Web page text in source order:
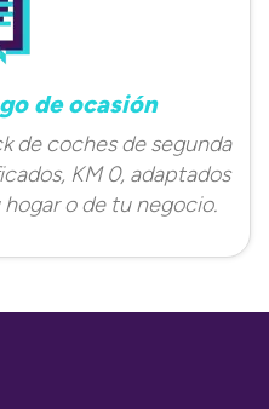
de ocasión
de coches de segunda
KM 0, adaptados
o de tu negocio.